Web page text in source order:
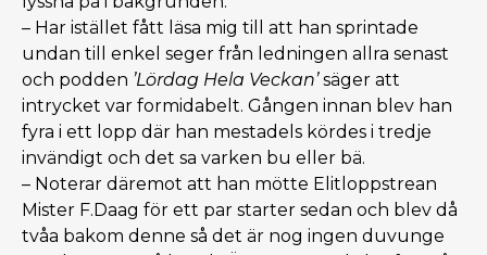
– Har istället fått läsa mig till att han sprintade
undan till enkel seger från ledningen allra senast
och podden ’Lördag Hela Veckan’säger att
intrycket var formidabelt. Gången innan blev han
fyra i ett lopp där han mestadels kördes i tredje
invändigt och det sa varken bu eller bä.
– Noterar däremot att han mötte Elitloppstrean
Mister F.Daag för ett par starter sedan och blev då
tvåa bakom denne så det är nog ingen duvunge